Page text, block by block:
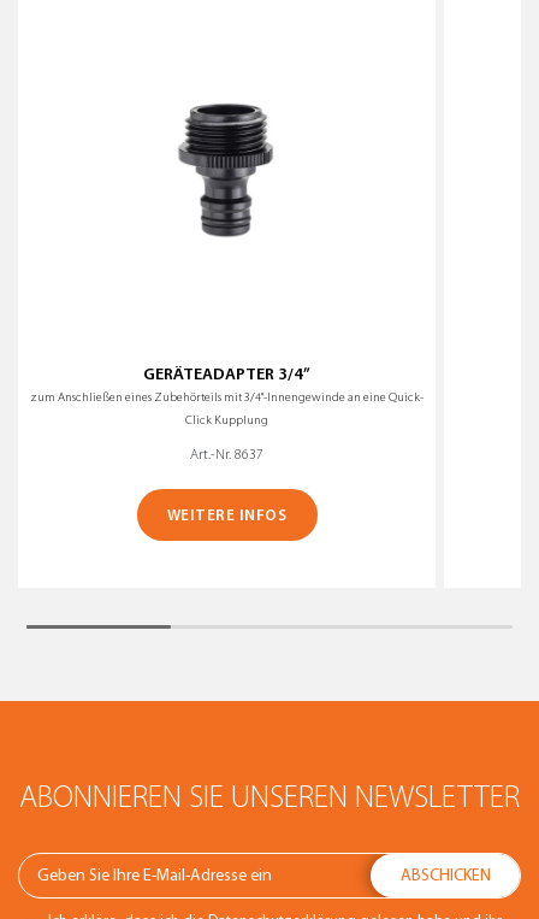
GERÄTEADAPTER 3/4”
zum Anschließen eines Zubehörteils mit 3/4"-Innengewinde an eine Quick-
Click Kupplung
Art.-Nr. 8637
WEITERE INFOS
ABONNIEREN SIE UNSEREN NEWSLETTER